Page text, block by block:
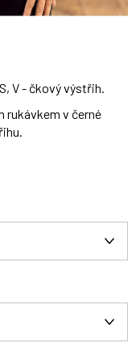
V - čkový výstřih.
rukávkem v černé